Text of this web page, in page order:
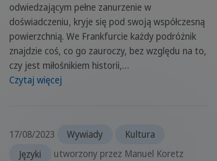
odwiedzającym pełne zanurzenie w
doświadczeniu, kryje się pod swoją współczesną
powierzchnią. We Frankfurcie każdy podróżnik
znajdzie coś, co go zauroczy, bez względu na to,
czy jest miłośnikiem historii,…
Czytaj więcej
17/08/2023 Wywiady
Kultura
Języki
utworzony przez Manuel Koretz